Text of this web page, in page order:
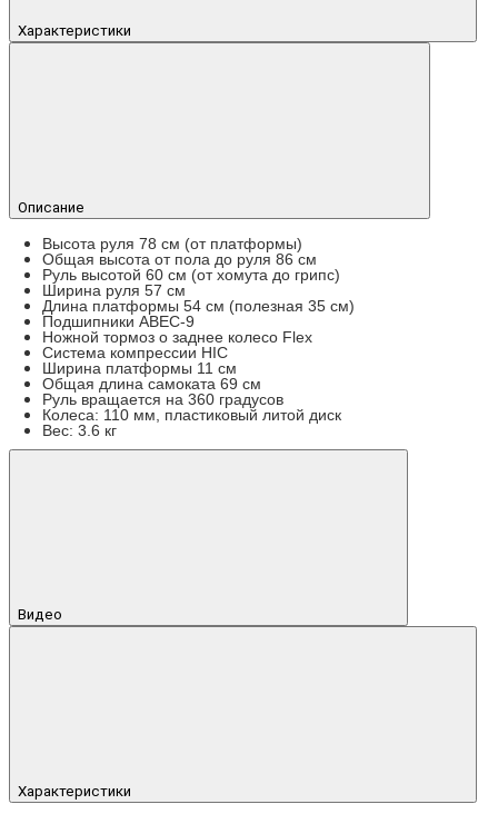
Характеристики
Описание
Высота руля 78 см (от платформы)
Общая высота от пола до руля 86 см
Руль высотой 60 см (от хомута до грипс)
Ширина руля 57 см
Длина платформы 54 см (полезная 35 см)
Подшипники ABEC-9
Ножной тормоз о заднее колесо Flex
Система компрессии HIC
Ширина платформы 11 см
Общая длина самоката 69 см
Руль вращается на 360 градусов
Колеса: 110 мм, пластиковый литой диск
Вес: 3.6 кг
Видео
Характеристики